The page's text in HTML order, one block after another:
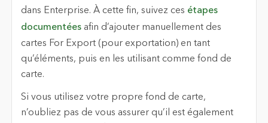
dans Enterprise. À cette fin, suivez ces étapes
documentéesafin d’ajouter manuellement des
cartes For Export (pour exportation) en tant
qu’éléments, puis en les utilisant comme fond de
carte.
Si vous utilisez votre propre fond de carte,
n’oubliez pas de vous assurer qu’il est également